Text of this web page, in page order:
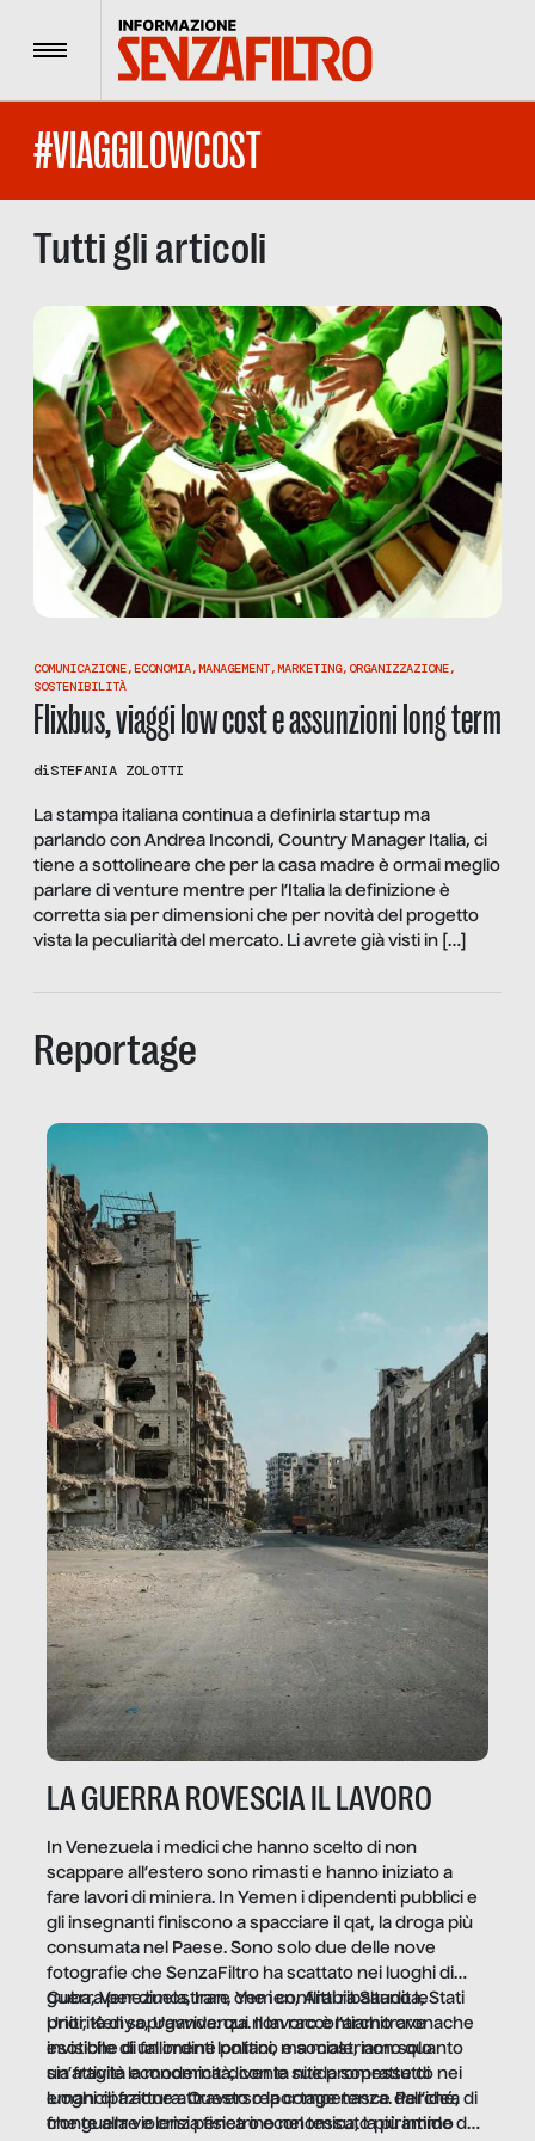
Menu
#VIAGGILOWCOST
Tutti gli articoli
COMUNICAZIONE,ECONOMIA,MANAGEMENT,MARKETING,ORGANIZZAZIONE,
SOSTENIBILITÀ
Flixbus, viaggi low cost e assunzioni long term
diSTEFANIA ZOLOTTI
La stampa italiana continua a definirla startup ma
parlando con Andrea Incondi, Country Manager Italia, ci
tiene a sottolineare che per la casa madre è ormai meglio
parlare di venture mentre per l’Italia la definizione è
corretta sia per dimensioni che per novità del progetto
vista la peculiarità del mercato. Li avrete già visti in […]
Reportage
LA GUERRA ROVESCIA IL LAVORO
In Venezuela i medici che hanno scelto di non
scappare all’estero sono rimasti e hanno iniziato a
fare lavori di miniera. In Yemen i dipendenti pubblici e
gli insegnanti finiscono a spacciare il qat, la droga più
consumata nel Paese. Sono solo due delle nove
fotografie che SenzaFiltro ha scattato nei luoghi di
guerra per dimostrare che i conflitti ribaltano le
priorità di sopravvivenza. Il lavoro è l’architrave
invisibile di un ordine politico e sociale, non solo
un’attività economica: diventa nitida soprattutto nei
luoghi di frattura. Questo reportage nasce dall’idea
che guerre e crisi penetrino nel tessuto più intimo
Cuba, Venezuela, Iran, Yemen, Arabia Saudita, Stati
Uniti, Kenya, Uganda: qui non raccontiamo cronache
esotiche di fallimenti lontani, ma mostriamo quanto
sia fragile la modernità, con le sue promesse di
emancipazione attraverso la competenza. Perché, di
fronte alla violenza fisica o economica, la piramide del